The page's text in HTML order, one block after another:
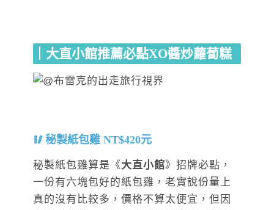
｜大直小館推薦必點XO醬炒蘿蔔糕
秘製紙包雞 NT$420元
秘製紙包雞算是《大直小館》招牌必點，
一份有六塊包好的紙包雞，老實說份量上
真的沒有比較多，價格不算太便宜，但因